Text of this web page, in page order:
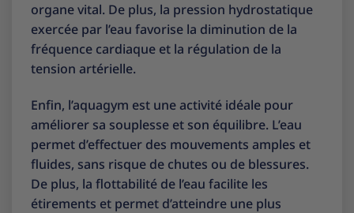
organe vital. De plus, la pression hydrostatique
exercée par l’eau favorise la diminution de la
fréquence cardiaque et la régulation de la
tension artérielle.
Enfin, l’aquagym est une activité idéale pour
améliorer sa souplesse et son équilibre. L’eau
permet d’effectuer des mouvements amples et
fluides, sans risque de chutes ou de blessures.
De plus, la flottabilité de l’eau facilite les
étirements et permet d’atteindre une plus